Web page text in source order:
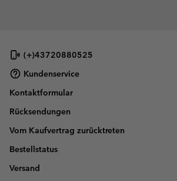
(+)43720880525
Kundenservice
Kontaktformular
Rücksendungen
Vom Kaufvertrag zurücktreten
Bestellstatus
Versand